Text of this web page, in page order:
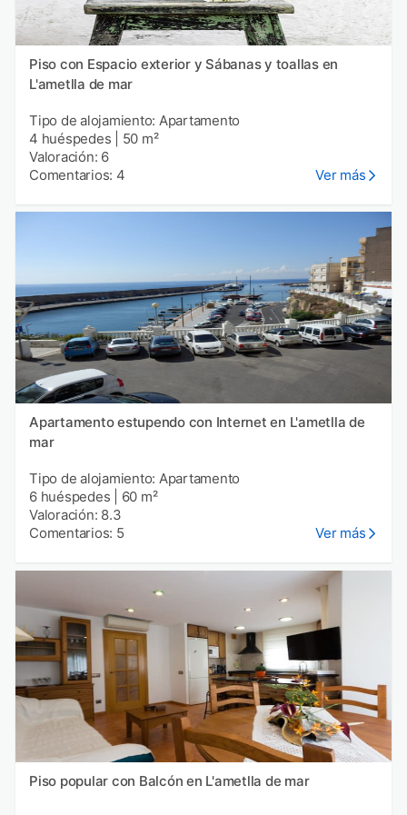
Piso con Espacio exterior y Sábanas y toallas en
L'ametlla de mar
Tipo de alojamiento: Apartamento
4 huéspedes
50 m²
Valoración: 6
Comentarios: 4
Ver más
Apartamento estupendo con Internet en L'ametlla de
mar
Tipo de alojamiento: Apartamento
6 huéspedes
60 m²
Valoración: 8.3
Comentarios: 5
Ver más
Piso popular con Balcón en L'ametlla de mar